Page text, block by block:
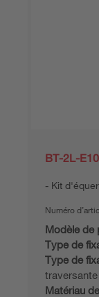
BT-2L-
Kit
Numéro
Modèle de
Type de
Type de
traversante
Matériau